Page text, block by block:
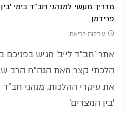
מדריך מעשי למנהגי חב"ד בימי
פרידמן
9 דקות קריאה
אתר 'חב"ד לייב' מגיש בפניכם
הלכתי קצר מאת הגה"ח הרב
את עיקרי ההלכות, מנהגי חב"ד
'בין המצרים'